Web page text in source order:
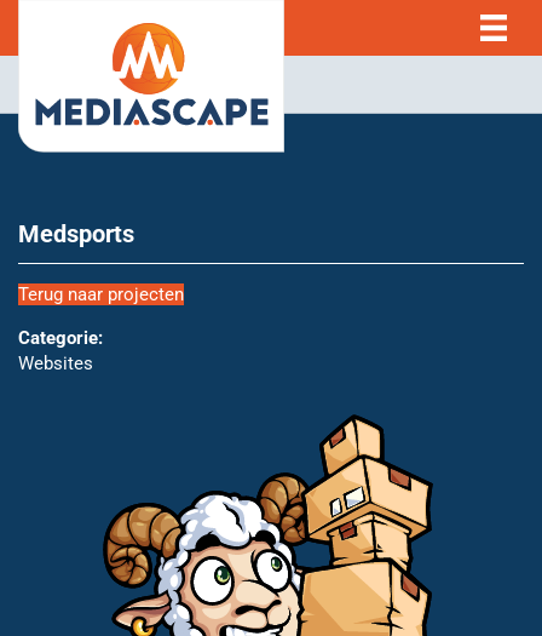
Medsports
Terug naar projecten
Categorie:
Websites